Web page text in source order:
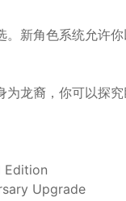
新角色系统允许
龙裔，你可以探
Edition
Upgrade